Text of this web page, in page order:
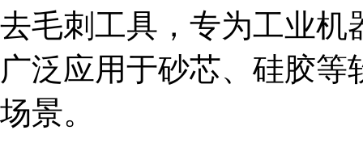
去毛刺工具，专为工业机
广泛应用于砂芯、硅胶
场景。